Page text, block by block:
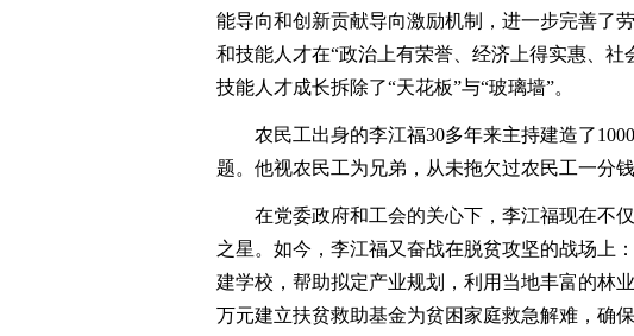
能导向和创新贡献导向激励机制，进一步完善了
和技能人才在“政治上有荣誉、经济上得实惠、
技能人才成长拆除了“天花板”与“玻璃墙”。
农民工出身的李江福30多年来主持建造了
题。他视农民工为兄弟，从未拖欠过农民工一分钱
在党委政府和工会的关心下，李江福现在不仅
之星。如今，李江福又奋战在脱贫攻坚的战场上
建学校，帮助拟定产业规划，利用当地丰富的林
万元建立扶贫救助基金为贫困家庭救急解难，确